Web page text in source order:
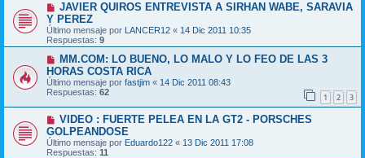
JAVIER QUIROS ENTREVISTA A SIRHAN WABE, SARAVIA
Y PEREZ
Último mensaje por LANCER12 « 14 Dic 2011 10:35
Respuestas: 9
MM.COM: LO BUENO, LO MALO Y LO FEO DE LAS 3
HORAS COSTA RICA
Último mensaje por fastjim « 14 Dic 2011 08:43
Respuestas: 62 1 2 3
VIDEO : FUERTE PELEA EN LA GT2 - PORSCHES
GOLPEANDOSE
Último mensaje por Eduardo122 « 13 Dic 2011 17:08
Respuestas: 11